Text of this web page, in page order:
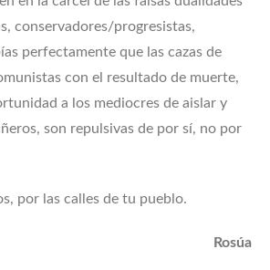
conservadores/progresistas,
perfectamente que las cazas de
con el resultado de muerte,
a los mediocres de aislar y
son repulsivas de por sí, no por
por las calles de tu pueblo.
Rosúa